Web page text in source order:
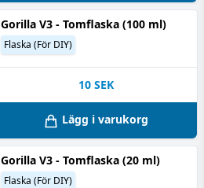
Gorilla V3 - Tomflaska (100 ml)
Flaska (För DIY)
10 SEK
Lägg i varukorg
Gorilla V3 - Tomflaska (20 ml)
Flaska (För DIY)